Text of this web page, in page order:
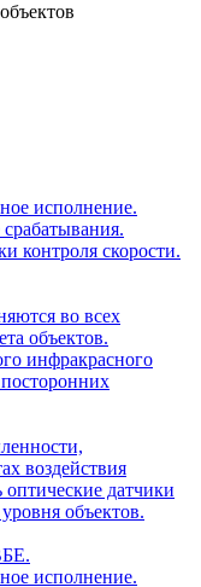
исполнение.
контроля скорости.
во всех
объектов.
инфракрасного
воздействия
оптические датчики
объектов.
исполнение.